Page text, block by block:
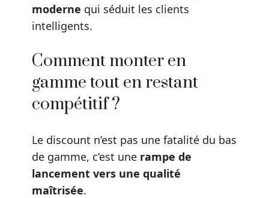
moderne qui séduit les clients
intelligents.
Comment monter en
gamme tout en restant
compétitif ?
Le discount n’est pas une fatalité du bas
de gamme, c’est une rampe de
lancement vers une qualité
maîtrisée.